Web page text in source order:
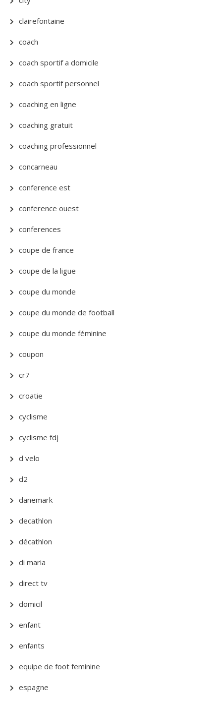
clairefontaine
coach
coach sportif a domicile
coach sportif personnel
coaching en ligne
coaching gratuit
coaching professionnel
concarneau
conference est
conference ouest
conferences
coupe de france
coupe de la ligue
coupe du monde
coupe du monde de football
coupe du monde féminine
coupon
cr7
croatie
cyclisme
cyclisme fdj
d velo
d2
danemark
decathlon
décathlon
di maria
direct tv
domicil
enfant
enfants
equipe de foot feminine
espagne